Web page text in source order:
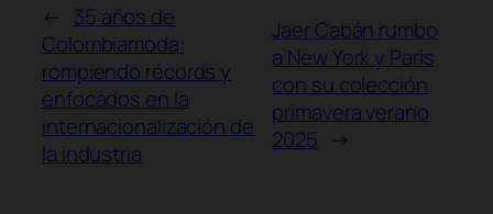
←
35 años de
Colombiamoda:
rompiendo récords y
enfocados en la
internacionalización de
la industria
Jaer Cabán rumbo
a New York y Paris
con su colección
primavera verano
2025
→